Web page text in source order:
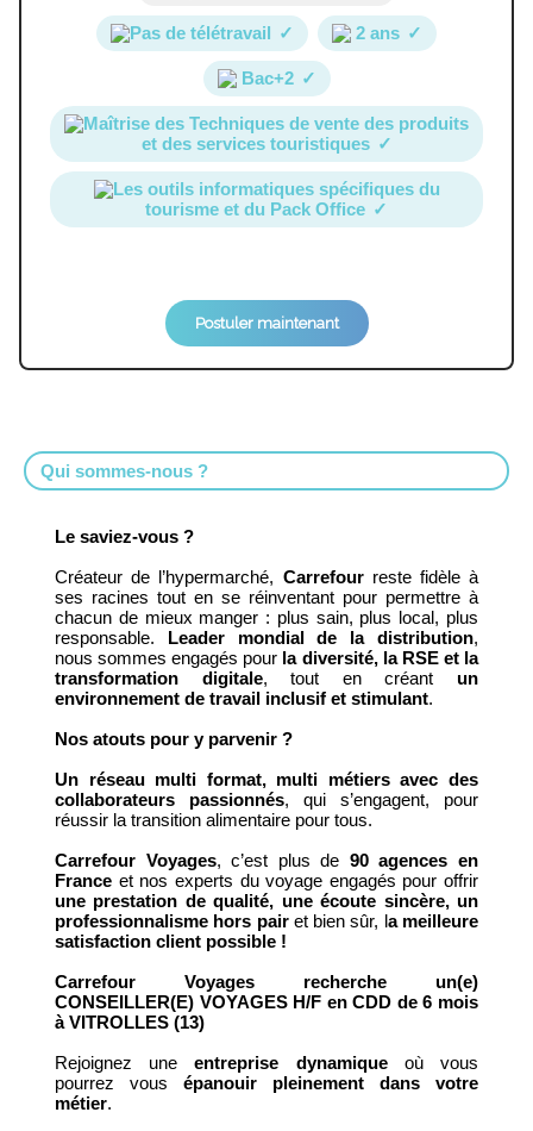
Pas de télétravail ✓ 2 ans ✓
Bac+2 ✓
Maîtrise des Techniques de vente des produits
et des services touristiques ✓
Les outils informatiques spécifiques du
tourisme et du Pack Office ✓
Postuler maintenant
Qui sommes-nous ?
Le saviez-vous ?
Créateur de l’hypermarché, Carrefour reste fidèle à
ses racines tout en se réinventant pour permettre à
chacun de mieux manger : plus sain, plus local, plus
responsable. Leader mondial de la distribution,
nous sommes engagés pour la diversité, la RSE et la
transformation digitale, tout en créant un
environnement de travail inclusif et stimulant.
Nos atouts pour y parvenir ?
Un réseau multi format, multi métiers avec des
collaborateurs passionnés, qui s’engagent, pour
réussir la transition alimentaire pour tous.
Carrefour Voyages, c’est plus de 90 agences en
France et nos experts du voyage engagés pour offrir
une prestation de qualité, une écoute sincère, un
professionnalisme hors pairet bien sûr, la meilleure
satisfaction client possible !
Carrefour Voyages recherche un(e)
CONSEILLER(E) VOYAGES H/F en CDD de 6 mois
à VITROLLES (13)
Rejoignez uneentreprise dynamiqueoù vous
pourrez vous épanouir pleinement dans votre
métier.